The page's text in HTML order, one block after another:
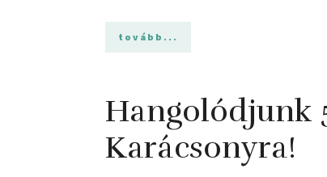
tovább...
Hangolódjunk
Karácsonyra!